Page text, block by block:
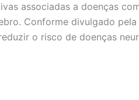
associadas a doenças
Conforme divulgado
o risco de doenças